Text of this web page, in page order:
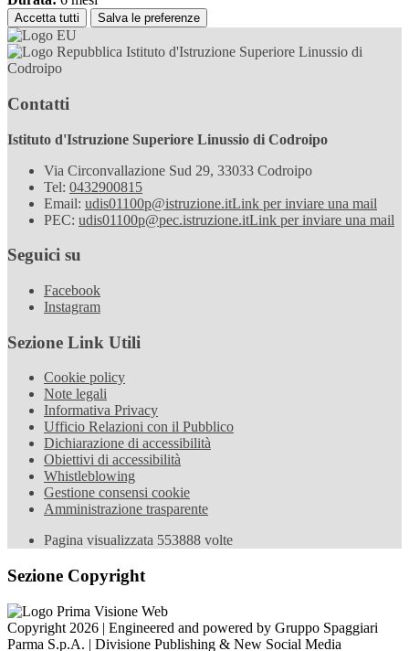
Accetta tutti Salva le preferenze
Istituto d'Istruzione Superiore Linussio di
Codroipo
Contatti
Istituto d'Istruzione Superiore Linussio di Codroipo
Via Circonvallazione Sud 29, 33033 Codroipo
Tel: 0432900815
Email: udis01100p@istruzione.itLink per inviare una mail
PEC: udis01100p@pec.istruzione.itLink per inviare una mail
Seguici su
Facebook
Instagram
Sezione Link Utili
Cookie policy
Note legali
Informativa Privacy
Ufficio Relazioni con il Pubblico
Dichiarazione di accessibilità
Obiettivi di accessibilità
Whistleblowing
Gestione consensi cookie
Amministrazione trasparente
Pagina visualizzata 553888 volte
Sezione Copyright
Copyright 2026 | Engineered and powered by Gruppo Spaggiari
Parma S.p.A. | Divisione Publishing & New Social Media